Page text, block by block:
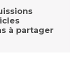
à partager